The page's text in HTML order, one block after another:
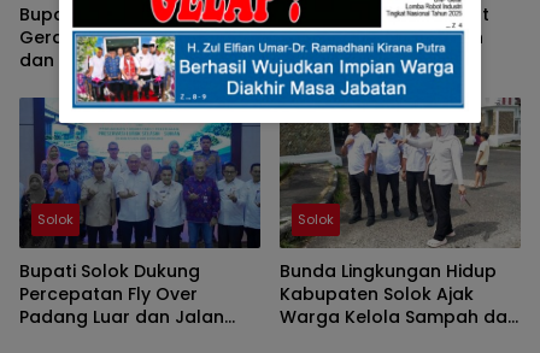
Bupati Solok Ingatkan,
Gerakan PKK Harus Hadir
dan Memberi Manfaat
Nyata Bagi Masyarakat
Pemkab Solok Percepat
Penerapan Manajemen
Talenta ASN Melalui
Sosialisasi BKPSDM
Solok
Bupati Solok Dukung
Percepatan Fly Over
Padang Luar dan Jalan
Solok
Bunda Lingkungan Hidup
Kabupaten Solok Ajak
Warga Kelola Sampah dari